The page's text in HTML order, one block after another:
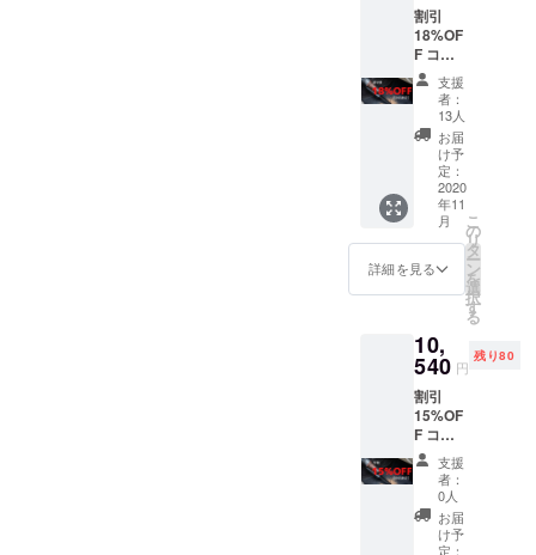
ましたら、
ご支援たま
わりますと
幸いです。
造状況
により
出荷時
期が遅
れる場
合、早
急にご
連絡致
しま
す。
割引
18%OF
F コー
ス 定価
12,400
円 →
10,168
（税・
送料
込） 配
送時
期：
2020年
11月予
定 【内
■ha100
0R -
ArritzS
6 × 1個
■2in1ノ
ズル × 1
個
■Micro
USB-
TypeC
ケーブ
支援
者：
13人
お届
け予
定：
2020
年11
月
詳細を見る
こ
の
リ
タ
ー
ン
を
選
択
す
る
10,
540 円
残り80
割引
15%OF
F コー
ス 定価
12,400
円 →
10,540
（税・
支援
者：
0人
お届
け予
定：